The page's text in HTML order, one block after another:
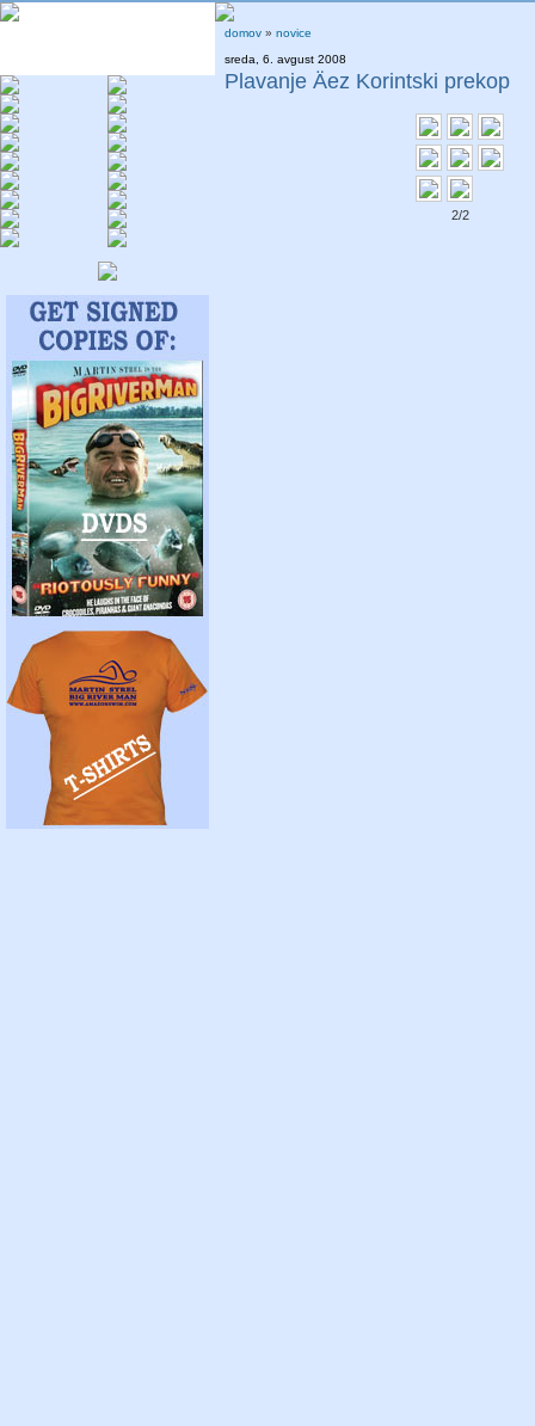
domov » novice
sreda, 6. avgust 2008
Plavanje Äez Korintski prekop
2/2